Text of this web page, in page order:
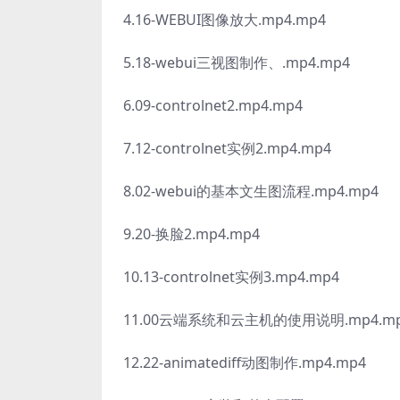
4.16-WEBUI图像放大.mp4.mp4
5.18-webui三视图制作、.mp4.mp4
6.09-controlnet2.mp4.mp4
7.12-controlnet实例2.mp4.mp4
8.02-webui的基本文生图流程.mp4.mp4
9.20-换脸2.mp4.mp4
10.13-controlnet实例3.mp4.mp4
11.00云端系统和云主机的使用说明
12.22-animatediff动图制作.mp4.mp4